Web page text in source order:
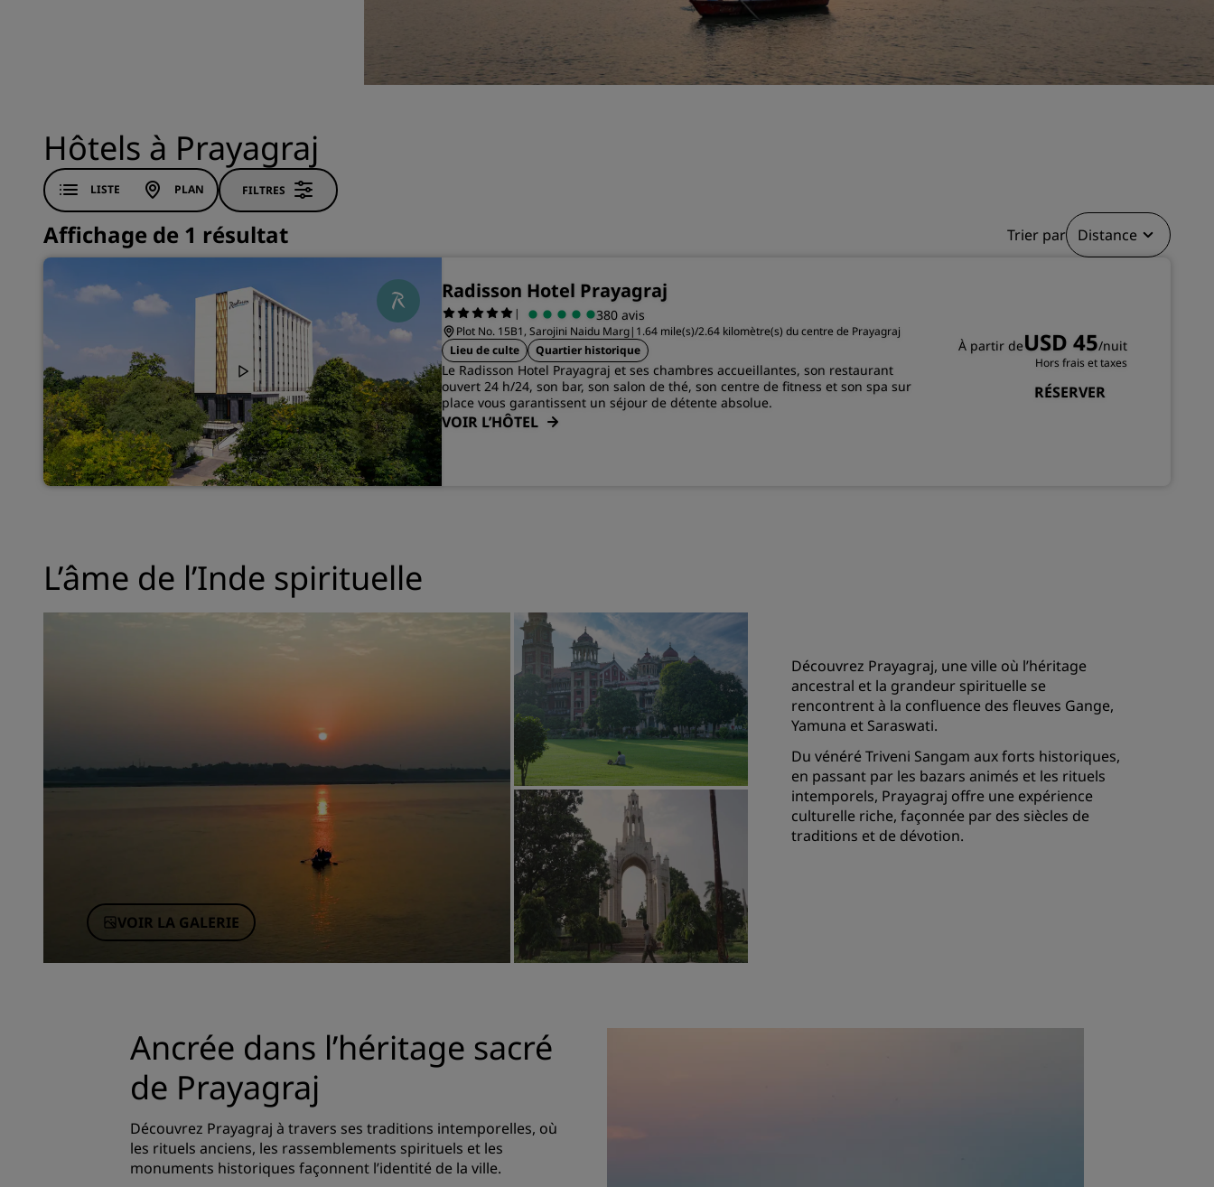
Demander un devis
Pour les événements
Solutions d’entreprise
Services numériques
Application Radisson Hotels
Rad Pets
Espaces dédiés aux mariages
Séjours durables
Radisson Rewards
Comment gagner des points
Hôtels à Prayagraj
LISTE PLAN FILTRES
Affichage de 1 résultat Trier par Distance
Radisson Hotel Prayagraj
| 380 avis
Plot No. 15B1, Sarojini Naidu Marg| 1.64 mile(s)/2.64 kilomètre(s) du centre de Prayagraj
Lieu de culte
Quartier historique
Le Radisson Hotel Prayagraj et ses chambres accueillantes, son restaurant
ouvert 24 h/24, son bar, son salon de thé, son centre de fitness et son spa sur
place vous garantissent un séjour de détente absolue.
VOIR L’HÔTEL
À partir deUSD 45/nuit
Hors frais et taxes
RÉSERVER
L’âme de l’Inde spirituelle
VOIR LA GALERIE
Découvrez Prayagraj, une ville où l’héritage
ancestral et la grandeur spirituelle se
rencontrent à la confluence des fleuves Gange,
Yamuna et Saraswati.
Du vénéré Triveni Sangam aux forts historiques,
en passant par les bazars animés et les rituels
intemporels, Prayagraj offre une expérience
culturelle riche, façonnée par des siècles de
traditions et de dévotion.
Ancrée dans l’héritage sacré
de Prayagraj
Découvrez Prayagraj à travers ses traditions intemporelles, où
les rituels anciens, les rassemblements spirituels et les
monuments historiques façonnent l’identité de la ville.